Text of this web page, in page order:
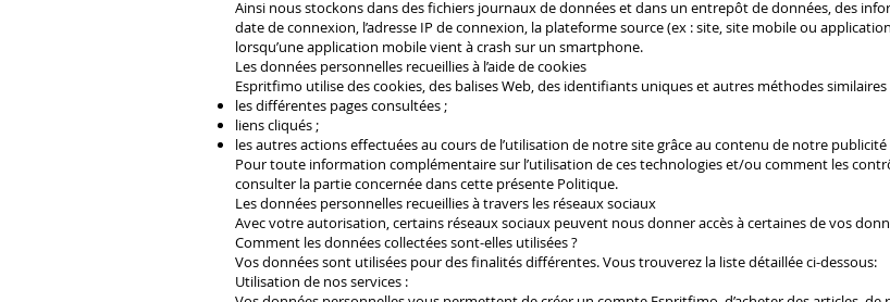
Ainsi nous stockons dans des fichiers journaux de données et dans un entrepôt de données, des
date de connexion, l’adresse IP de connexion, la plateforme source (ex : site, site mobile ou
lorsqu’une application mobile vient à crash sur un smartphone.
Les données personnelles recueillies à l’aide de cookies
Espritfimo utilise des cookies, des balises Web, des identifiants uniques et autres méthodes
les différentes pages consultées ;
liens cliqués ;
les autres actions effectuées au cours de l’utilisation de notre site grâce au contenu de notre
Pour toute information complémentaire sur l’utilisation de ces technologies et/ou comment les
consulter la partie concernée dans cette présente Politique.
Les données personnelles recueillies à travers les réseaux sociaux
Avec votre autorisation, certains réseaux sociaux peuvent nous donner accès à certaines de vos
Comment les données collectées sont-elles utilisées ?
Vos données sont utilisées pour des finalités différentes. Vous trouverez la liste détaillée ci-dessous:
Utilisation de nos services :